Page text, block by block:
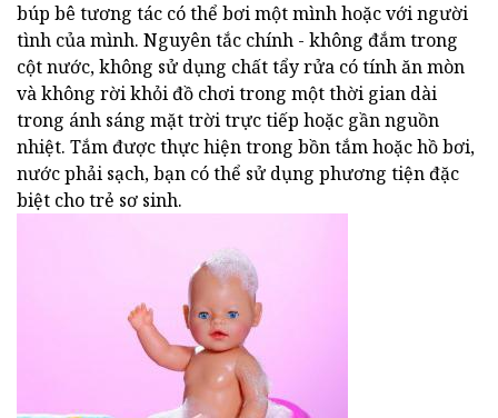
búp bê tương tác có thể bơi một mình hoặc với người
tình của mình. Nguyên tắc chính - không đắm trong
cột nước, không sử dụng chất tẩy rửa có tính ăn mòn
và không rời khỏi đồ chơi trong một thời gian dài
trong ánh sáng mặt trời trực tiếp hoặc gần nguồn
nhiệt. Tắm được thực hiện trong bồn tắm hoặc hồ bơi,
nước phải sạch, bạn có thể sử dụng phương tiện đặc
biệt cho trẻ sơ sinh.